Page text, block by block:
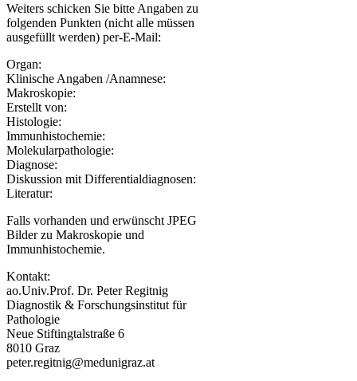
Weiters schicken Sie bitte Angaben zu
folgenden Punkten (nicht alle müssen
ausgefüllt werden) per-E-Mail:
Organ:
Klinische Angaben /Anamnese:
Makroskopie:
Erstellt von:
Histologie:
Immunhistochemie:
Molekularpathologie:
Diagnose:
Diskussion mit Differentialdiagnosen:
Literatur:
Falls vorhanden und erwünscht JPEG
Bilder zu Makroskopie und
Immunhistochemie.
Kontakt:
ao.Univ.Prof. Dr. Peter Regitnig
Diagnostik & Forschungsinstitut für
Pathologie
Neue Stiftingtalstraße 6
8010 Graz
peter.regitnig@medunigraz.at